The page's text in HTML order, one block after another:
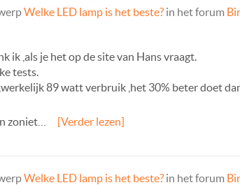
Welke LED lamp is het beste? in het forum
ik ,als je het op de site van Hans vraagt.
tests.
89 watt verbruik ,het 30% beter doet
zoniet…
[Verder lezen]
Welke LED lamp is het beste? in het forum